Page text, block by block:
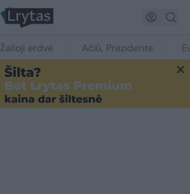
Žalioji erdvė Ačiū, Prezidente